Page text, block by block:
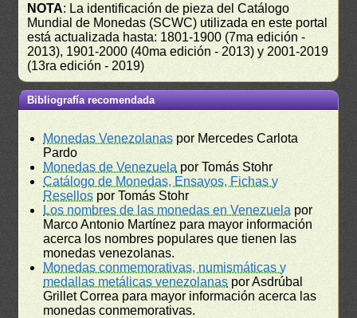
NOTA: La identificación de pieza del Catálogo
Mundial de Monedas (SCWC) utilizada en este portal
está actualizada hasta: 1801-1900 (7ma edición -
2013), 1901-2000 (40ma edición - 2013) y 2001-2019
(13ra edición - 2019)
Bibliografía recomendada
Monedas Venezolanas por Mercedes Carlota
Pardo
Monedas de Venezuela por Tomás Stohr
Catálogo de Monedas, Ensayos, Fichas y
Resellos por Tomás Stohr
Los nombres de las monedas en Venezuela por
Marco Antonio Martínez para mayor información
acerca los nombres populares que tienen las
monedas venezolanas.
Monedas conmemorativas, numismáticas y
medallas metálicas venezolanas por Asdrúbal
Grillet Correa para mayor información acerca las
monedas conmemorativas.